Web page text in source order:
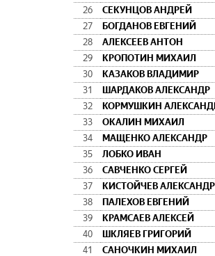
26
СЕКУНЦОВ АНДРЕЙ
27
БОГДАНОВ ЕВГЕНИЙ
28
АЛЕКСЕЕВ АНТОН
29
КРОПОТИН МИХАИЛ
30
КАЗАКОВ ВЛАДИМИР
31
ШАРДАКОВ АЛЕКСАНДР
32
КОРМУШКИН
33
ОКАЛИН МИХАИЛ
34
МАЩЕНКО АЛЕКСАНДР
35
ЛОБКО ИВАН
36
САВЧЕНКО СЕРГЕЙ
37
КИСТОЙЧЕВ АЛЕКСАНДР
38
ПАЛЕХОВ ЕВГЕНИЙ
39
КРАМСАЕВ АЛЕКСЕЙ
40
ШКЛЯЕВ ГРИГОРИЙ
41
САНОЧКИН МИХАИЛ